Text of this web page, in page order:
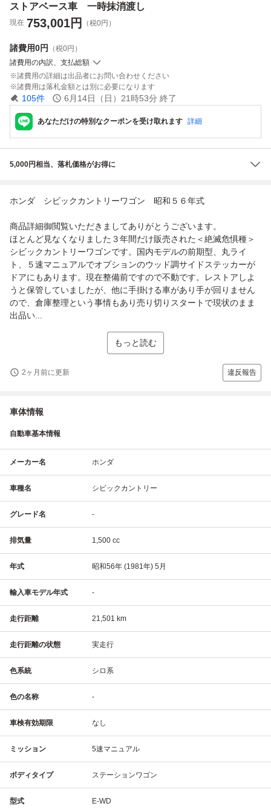
ストアベース車 一時抹消渡し
現在 753,001円 （税0円）
諸費用0円
（税0円）
諸費用の内訳、支払総額
諸費用の詳細は出品者にお問い合わせください
諸費用は落札金額とは別に必要になります
105件 6月14日（日）21時53分 終了
あなただけの特別なクーポンを受け取れます 詳細
5,000円相当、落札価格がお得に
ホンダ シビックカントリーワゴン 昭和５６年式
商品詳細御閲覧いただきましてありがとうございます。
ほとんど見なくなりました３年間だけ販売された＜絶滅危惧種＞
シビックカントリーワゴンです。国内モデルの前期型、丸ライ
ト、５速マニュアルでオプションのウッド調サイドステッカーが
ドアにもあります。現在整備前ですので不動です。レストアしよ
うと保管していましたが、他に手掛ける車があり手が回りません
ので、倉庫整理という事情もあり売り切りスタートで現状のまま
出品い...
もっと読む
2ヶ月前に更新 違反報告
車体情報
自動車基本情報
メーカー名 ホンダ
車種名 シビックカントリー
グレード名 -
排気量 1,500 cc
年式 昭和56年 (1981年) 5月
輸入車モデル年式 -
走行距離 21,501 km
走行距離の状態 実走行
色系統 シロ系
色の名称 -
車検有効期限 なし
ミッション 5速マニュアル
ボディタイプ ステーションワゴン
型式 E-WD